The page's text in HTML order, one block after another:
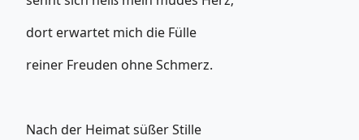
dort erwartet mich die Fülle
reiner Freuden ohne Schmerz.
Nach der Heimat süßer Stille